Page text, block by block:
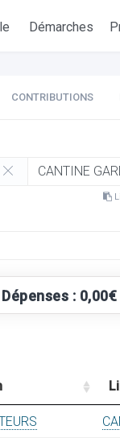
Démarches
CONTRIBUTIONS
: